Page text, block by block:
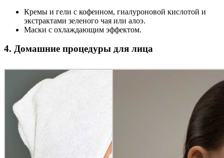
Кремы и гели с кофеином, гиалуроновой кислотой и
экстрактами зеленого чая или алоэ.
Маски с охлаждающим эффектом.
4. Домашние процедуры для лица